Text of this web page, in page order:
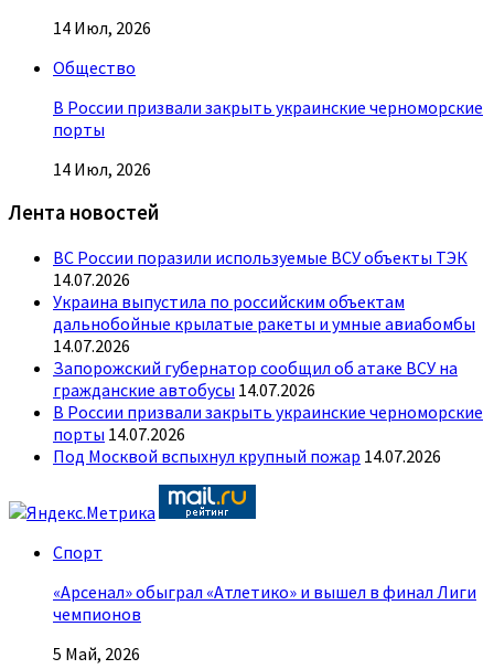
14 Июл, 2026
Общество
В России призвали закрыть украинские черноморские
порты
14 Июл, 2026
Лента новостей
ВС России поразили используемые ВСУ объекты ТЭК
14.07.2026
Украина выпустила по российским объектам
дальнобойные крылатые ракеты и умные авиабомбы
14.07.2026
Запорожский губернатор сообщил об атаке ВСУ на
гражданские автобусы 14.07.2026
В России призвали закрыть украинские черноморские
порты 14.07.2026
Под Москвой вспыхнул крупный пожар 14.07.2026
Спорт
«Арсенал» обыграл «Атлетико» и вышел в финал Лиги
чемпионов
5 Май, 2026